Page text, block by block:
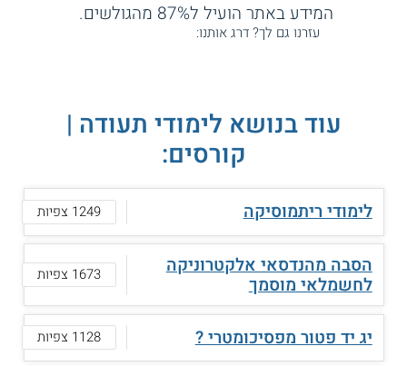
המידע באתר הועיל ל87% מהגולשים.
עזרנו גם לך? דרג אותנו:
עוד בנושא לימודי תעודה |
קורסים:
לימודי ריתמוסיקה 1249 צפיות
הסבה מהנדסאי אלקטרוניקה
לחשמלאי מוסמך 1673 צפיות
יג יד פטור מפסיכומטרי ? 1128 צפיות